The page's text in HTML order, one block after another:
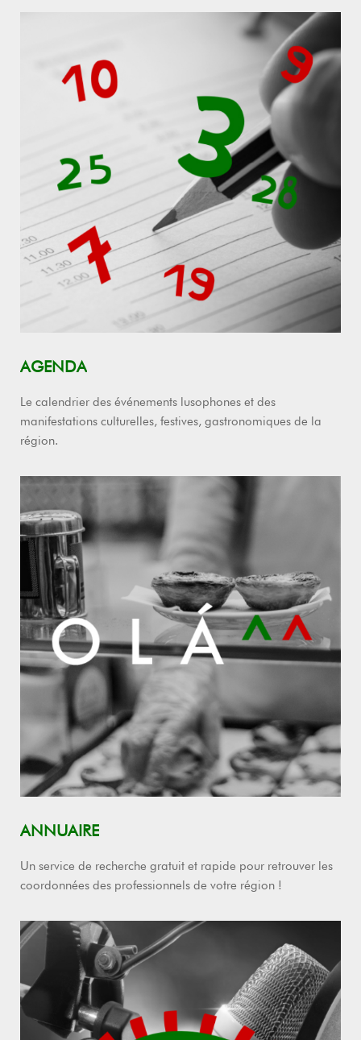
AGENDA
Le calendrier des événements lusophones et des
manifestations culturelles, festives, gastronomiques de la
région.
ANNUAIRE
Un service de recherche gratuit et rapide pour retrouver les
coordonnées des professionnels de votre région !